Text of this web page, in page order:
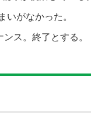
いがなかった。
ス。終了とする。